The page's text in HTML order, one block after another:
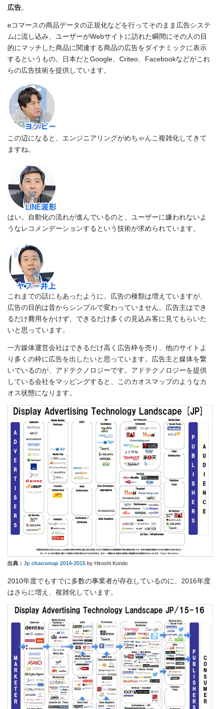
広告。
eコマースの商品データの正規化などを行ってそのまま広告システ
ムに流し込み、ユーザーがWebサイトに訪れた瞬間にその人の目
的にマッチした商品に関連する商品の広告をダイナミックに表示
するというもの。日本だとGoogle、Criteo、Facebookなどがこれ
らの広告技術を提供しています。
この辺になると、エンジニアリングがめちゃんこ複雑化してきて
ますね。
はい。自動化の流れが進んでいるのと、ユーザーに嫌われないよ
うなレコメンデーションするという技術が求められています。
これまでの話にもあったように、広告の種類は増えていますが、
広告の目的は昔からシンプルで変わっていません。広告主はでき
るだけ費用をかけず、できるだけ多くの見込み客に見てもらいた
いと思っています。
一方媒体運営会社はできるだけ高く広告枠を売り、他のサイトよ
り多くの枠に広告を出したいと思っています。広告主と媒体を繋
いでいるのが、アドテクノロジーです。アドテクノロジーを提供
している会社をマッピングすると、このカオスマップのようなカ
オス状態になります。
出典： Jp chaosmap 2014-2015 by Hiroshi Kondo
2010年度でもすでに多数の事業者が存在しているのに、2016年度
はさらに増え、複雑化しています。